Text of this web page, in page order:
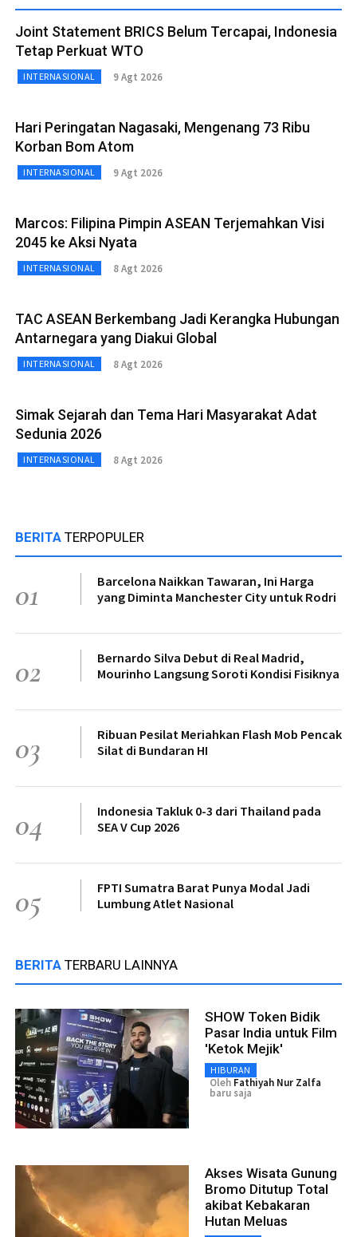
Joint Statement BRICS Belum Tercapai, Indonesia
Tetap Perkuat WTO
INTERNASIONAL 9 Agt 2026
Hari Peringatan Nagasaki, Mengenang 73 Ribu
Korban Bom Atom
INTERNASIONAL 9 Agt 2026
Marcos: Filipina Pimpin ASEAN Terjemahkan Visi
2045 ke Aksi Nyata
INTERNASIONAL 8 Agt 2026
TAC ASEAN Berkembang Jadi Kerangka Hubungan
Antarnegara yang Diakui Global
INTERNASIONAL 8 Agt 2026
Simak Sejarah dan Tema Hari Masyarakat Adat
Sedunia 2026
INTERNASIONAL 8 Agt 2026
BERITA TERPOPULER
01
Barcelona Naikkan Tawaran, Ini Harga
yang Diminta Manchester City untuk Rodri
02
Bernardo Silva Debut di Real Madrid,
Mourinho Langsung Soroti Kondisi Fisiknya
03
Ribuan Pesilat Meriahkan Flash Mob Pencak
Silat di Bundaran HI
04
Indonesia Takluk 0-3 dari Thailand pada
SEA V Cup 2026
05
FPTI Sumatra Barat Punya Modal Jadi
Lumbung Atlet Nasional
BERITA TERBARU LAINNYA
SHOW Token Bidik
Pasar India untuk Film
'Ketok Mejik'
HIBURAN
Oleh Fathiyah Nur Zalfa
baru saja
Akses Wisata Gunung
Bromo Ditutup Total
akibat Kebakaran
Hutan Meluas